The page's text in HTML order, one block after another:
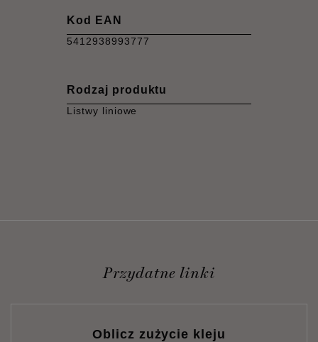
Kod EAN
5412938993777
Rodzaj produktu
Listwy liniowe
Przydatne linki
Oblicz zużycie kleju